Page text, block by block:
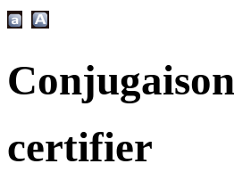
certifier